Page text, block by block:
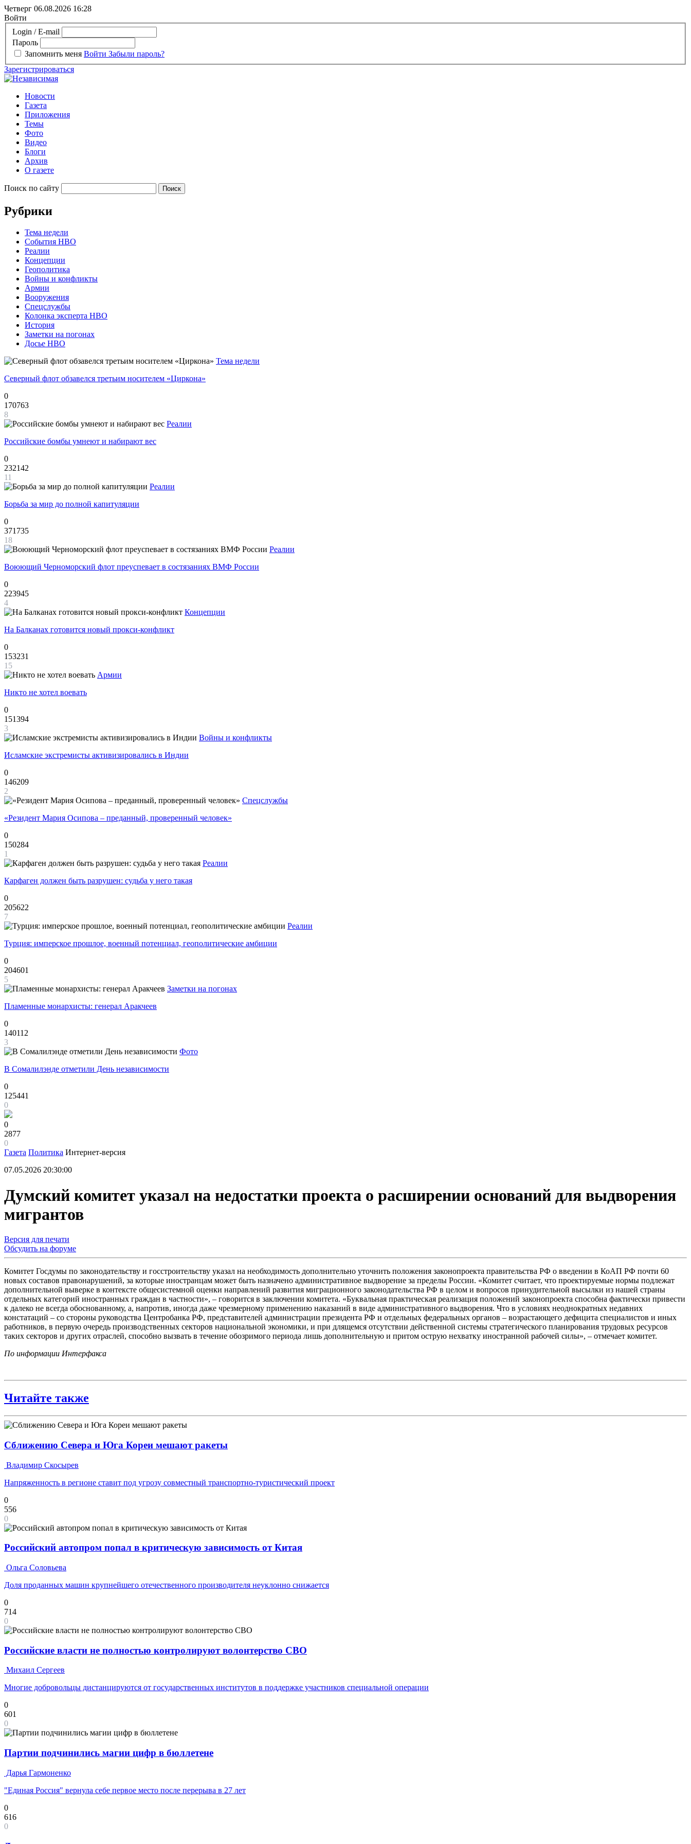
Четверг 06.08.2026 16:28
Войти
Login / E-mail
Пароль
Запомнить меня Войти Забыли пароль?
Зарегистрироваться
Новости
Газета
Приложения
Темы
Фото
Видео
Блоги
Архив
О газете
Поиск по сайту
Рубрики
Тема недели
События НВО
Реалии
Концепции
Геополитика
Войны и конфликты
Армии
Вооружения
Спецслужбы
Колонка эксперта НВО
История
Заметки на погонах
Досье НВО
Тема недели
Северный флот обзавелся третьим носителем «Циркона»
0
170763
8
Реалии
Российские бомбы умнеют и набирают вес
0
232142
11
Реалии
Борьба за мир до полной капитуляции
0
371735
18
Реалии
Воюющий Черноморский флот преуспевает в состязаниях ВМФ России
0
223945
4
Концепции
На Балканах готовится новый прокси-конфликт
0
153231
15
Армии
Никто не хотел воевать
0
151394
3
Войны и конфликты
Исламские экстремисты активизировались в Индии
0
146209
2
Спецслужбы
«Резидент Мария Осипова – преданный, проверенный человек»
0
150284
1
Реалии
Карфаген должен быть разрушен: судьба у него такая
0
205622
7
Реалии
Турция: имперское прошлое, военный потенциал, геополитические амбиции
0
204601
5
Заметки на погонах
Пламенные монархисты: генерал Аракчеев
0
140112
3
Фото
В Сомалилэнде отметили День независимости
0
125441
0
0
2877
0
Газета Политика Интернет-версия
07.05.2026 20:30:00
Думский комитет указал на недостатки проекта о расширении оснований для выдворения
мигрантов
Версия для печати
Обсудить на форуме
Комитет Госдумы по законодательству и госстроительству указал на необходимость дополнительно уточнить положения законопроекта правительства РФ о введении в КоАП РФ почти 60
новых составов правонарушений, за которые иностранцам может быть назначено административное выдворение за пределы России. «Комитет считает, что проектируемые нормы подлежат
дополнительной выверке в контексте общесистемной оценки направлений развития миграционного законодательства РФ в целом и вопросов принудительной высылки из нашей страны
отдельных категорий иностранных граждан в частности», – говорится в заключении комитета. «Буквальная практическая реализация положений законопроекта способна фактически привести
к далеко не всегда обоснованному, а, напротив, иногда даже чрезмерному применению наказаний в виде административного выдворения. Что в условиях неоднократных недавних
констатаций – со стороны руководства Центробанка РФ, представителей администрации президента РФ и отдельных федеральных органов – возрастающего дефицита специалистов и иных
работников, в первую очередь производственных секторов национальной экономики, и при длящемся отсутствии действенной системы стратегического планирования трудовых ресурсов
таких секторов и других отраслей, способно вызвать в течение обозримого периода лишь дополнительную и притом острую нехватку иностранной рабочей силы», – отмечает комитет.
По информации Интерфакса
Читайте также
Сближению Севера и Юга Кореи мешают ракеты
Владимир Скосырев
Напряженность в регионе ставит под угрозу совместный транспортно-туристический проект
0
556
0
Российский автопром попал в критическую зависимость от Китая
Ольга Соловьева
Доля проданных машин крупнейшего отечественного производителя неуклонно снижается
0
714
0
Российские власти не полностью контролируют волонтерство СВО
Михаил Сергеев
Многие добровольцы дистанцируются от государственных институтов в поддержке участников специальной операции
0
601
0
Партии подчинились магии цифр в бюллетене
Дарья Гармоненко
"Единая Россия" вернула себе первое место после перерыва в 27 лет
0
616
0